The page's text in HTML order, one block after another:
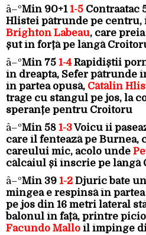
â–ºMin 90+11-5 Contraatac
Hlistei pătrunde pe centru,
Brighton Labeau, care
șut în forță pe lângă
â–ºMin 75 1-4Rapidiștii
în dreapta, Sefer pătrunde
în partea opusă, Cătălin
trage cu stângul pe jos, la
speranțe pentru Croitoru
â–ºMin 58 1-3Voicu îi
care îl fentează pe Burnea,
careului mic, acolo unde
călcâiul și înscrie pe lângă
â–ºMin 39 1-2 Djuric bate
mingea e respinsă în partea
pe jos din 16 metri lateral
balonul în față, printre
Facundo Mallo îl împinge